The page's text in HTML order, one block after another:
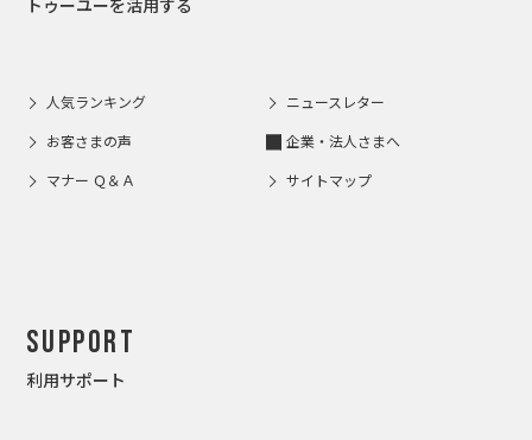
トゥーユーを活用する
人気ランキング ニュースレター
お客さまの声 企業・法人さまへ
マナー Ｑ＆Ａ サイトマップ
Support
利用サポート